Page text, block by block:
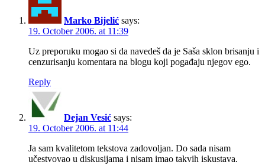
Marko Bijelić says:
19. October 2006. at 11:39
Uz preporuku mogao si da navedeš da je Saša sklon brisanju i
cenzurisanju komentara na blogu koji pogađaju njegov ego.
Reply
Dejan Vesić says:
19. October 2006. at 11:44
Ja sam kvalitetom tekstova zadovoljan. Do sada nisam
učestvovao u diskusijama i nisam imao takvih iskustava.